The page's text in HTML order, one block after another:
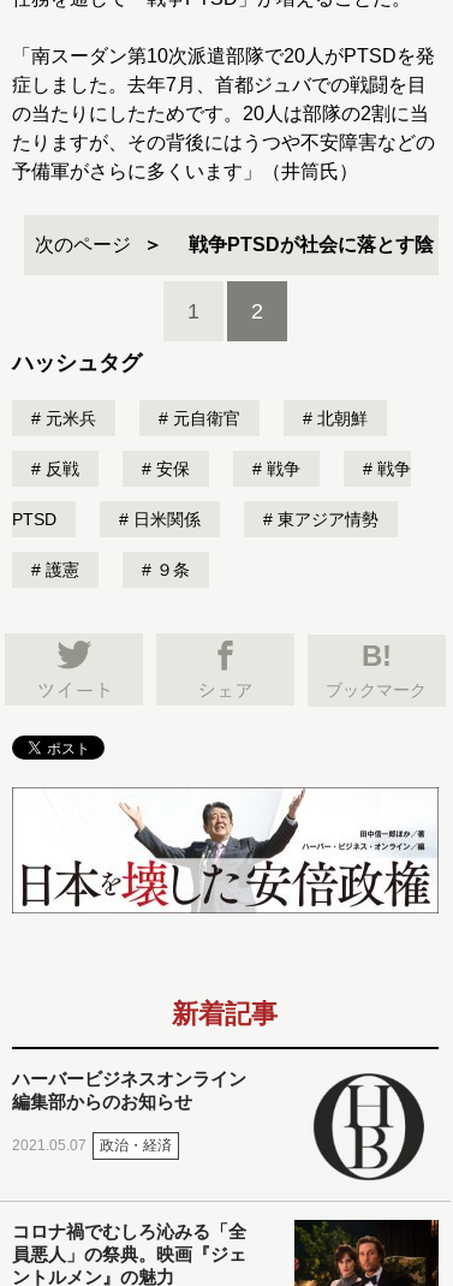
「南スーダン第10次派遣部隊で20人がPTSDを発
症しました。去年7月、首都ジュバでの戦闘を目
の当たりにしたためです。20人は部隊の2割に当
たりますが、その背後にはうつや不安障害などの
予備軍がさらに多くいます」（井筒氏）
次のページ 戦争PTSDが社会に落とす陰
1 2
ハッシュタグ
元米兵 元自衛官 北朝鮮
反戦 安保 戦争 戦争
PTSD 日米関係 東アジア情勢
護憲 ９条
B!
ブックマーク
新着記事
ハーバービジネスオンライン
編集部からのお知らせ
2021.05.07 政治・経済
コロナ禍でむしろ沁みる「全
員悪人」の祭典。映画『ジェ
ントルメン』の魅力